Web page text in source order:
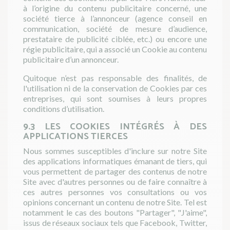
à l’origine du contenu publicitaire concerné, une
société tierce à l’annonceur (agence conseil en
communication, société de mesure d’audience,
prestataire de publicité ciblée, etc.) ou encore une
régie publicitaire, qui a associé un Cookie au contenu
publicitaire d’un annonceur.
Quitoque n’est pas responsable des finalités, de
l'utilisation ni de la conservation de Cookies par ces
entreprises, qui sont soumises à leurs propres
conditions d’utilisation.
9.3 LES COOKIES INTÉGRÉS À DES
APPLICATIONS TIERCES
Nous sommes susceptibles d'inclure sur notre Site
des applications informatiques émanant de tiers, qui
vous permettent de partager des contenus de notre
Site avec d'autres personnes ou de faire connaître à
ces autres personnes vos consultations ou vos
opinions concernant un contenu de notre Site. Tel est
notamment le cas des boutons "Partager", "J'aime",
issus de réseaux sociaux tels que Facebook, Twitter,